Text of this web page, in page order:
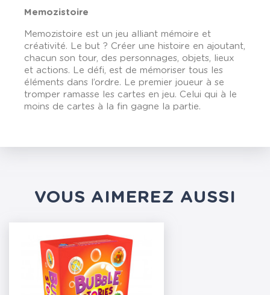
Memozistoire
Memozistoire est un jeu alliant mémoire et
créativité. Le but ? Créer une histoire en ajoutant,
chacun son tour, des personnages, objets, lieux
et actions. Le défi, est de mémoriser tous les
éléments dans l’ordre. Le premier joueur à se
tromper ramasse les cartes en jeu. Celui qui à le
moins de cartes à la fin gagne la partie.
VOUS AIMEREZ AUSSI